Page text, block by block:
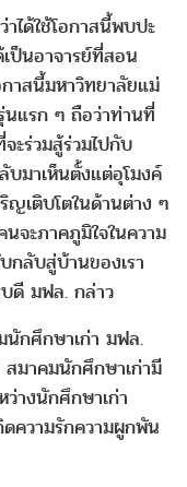
ได้ใช้โอกาสนี้พบปะ
ป็นอาจารย์ที่สอน
กาสนี้มหาวิทยาลัยแม่
นแรก ๆ ถือว่าท่านที่
ะร่วมสู้ร่วมไปกับ
บมาเห็นตั้งแต่อุโมงค์
ญเติบโตในด้านต่าง ๆ
จะภาคภูมิใจในความ
ลับสู่บ้านของเรา
ดี มฟล. กล่าว
กศึกษาเก่า มฟล.
สมาคมนักศึกษาเก่ามี
างนักศึกษาเก่า
ความรักความผูกพัน